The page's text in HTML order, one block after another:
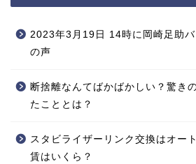
2023年3月19日 14時に岡崎足助
の声
断捨離なんてばかばかしい？驚き
たこととは？
スタビライザーリンク交換はオー
賃はいくら？